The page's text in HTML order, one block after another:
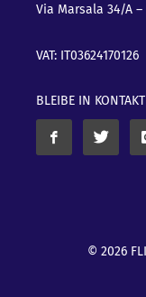
Via Marsala 34/A –
VAT: IT03624170126
BLEIBE IN KONTAKT
© 2026